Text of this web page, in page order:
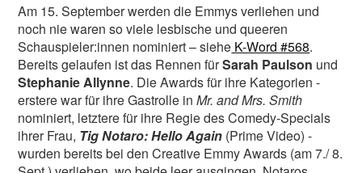
Am 15. September werden die Emmys verliehen und
noch nie waren so viele lesbische und queeren
Schauspieler:innen nominiert – siehe K-Word #568.
Bereits gelaufen ist das Rennen fürSarah Paulson und
Stephanie Allynne. Die Awards für ihre Kategorien -
erstere war für ihre Gastrolle in Mr. and Mrs. Smith
nominiert, letztere für ihre Regie des Comedy-Specials
ihrer Frau, Tig Notaro: Hello Again (Prime Video) -
wurden bereits bei den Creative Emmy Awards (am 7./ 8.